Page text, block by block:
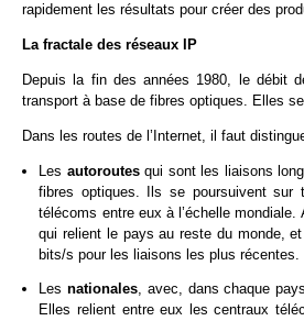
rapidement les résultats pour créer des
La fractale des réseaux IP
Depuis la fin des années 1980, le débit
transport à base de fibres optiques. Elles
Dans les routes de l’Internet, il faut
Les autoroutesqui sont les liaisons
fibres optiques. Ils se poursuivent sur
télécoms entre eux à l’échelle
qui relient le pays au reste du monde,
bits/s pour les liaisons les plus récentes.
Lesnationales, avec, dans chaque
Elles relient entre eux les centraux